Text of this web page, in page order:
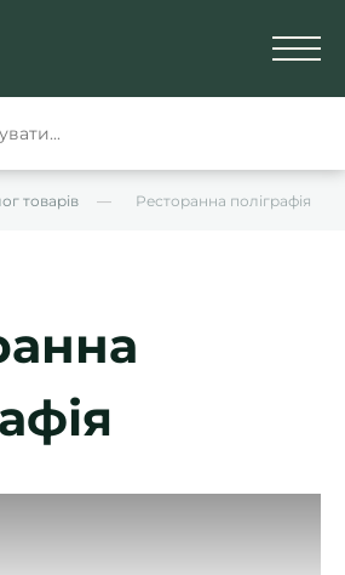
товарів Ресторанна поліграфія